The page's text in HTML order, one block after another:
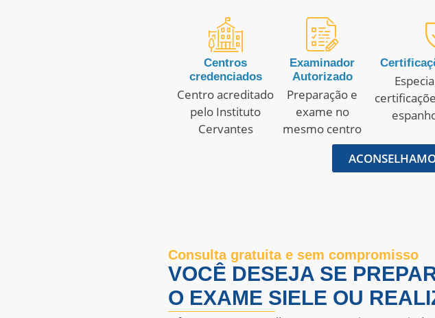
Centros
credenciados
Centro acreditado
pelo Instituto
Cervantes
Examinador
Autorizado
Preparação e
exame no
mesmo centro
Consulta gratuita e sem compromisso
VOCÊ DESEJA SE
O EXAME SIELE OU